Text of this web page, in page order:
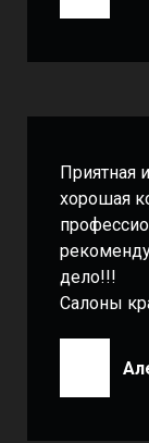
Приятная
хорошая
дело!!!
Салоны